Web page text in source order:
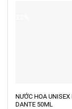
NƯỚC HOA UNISEX
DANTE 50ML